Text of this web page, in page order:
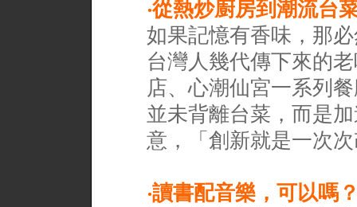
‧從熱炒廚房到潮流台
如果記憶有香味，那
台灣人幾代傳下來的
店、心潮仙宮一系列
並未背離台菜，而是
意，「創新就是一次
‧讀書配音樂，可以嗎